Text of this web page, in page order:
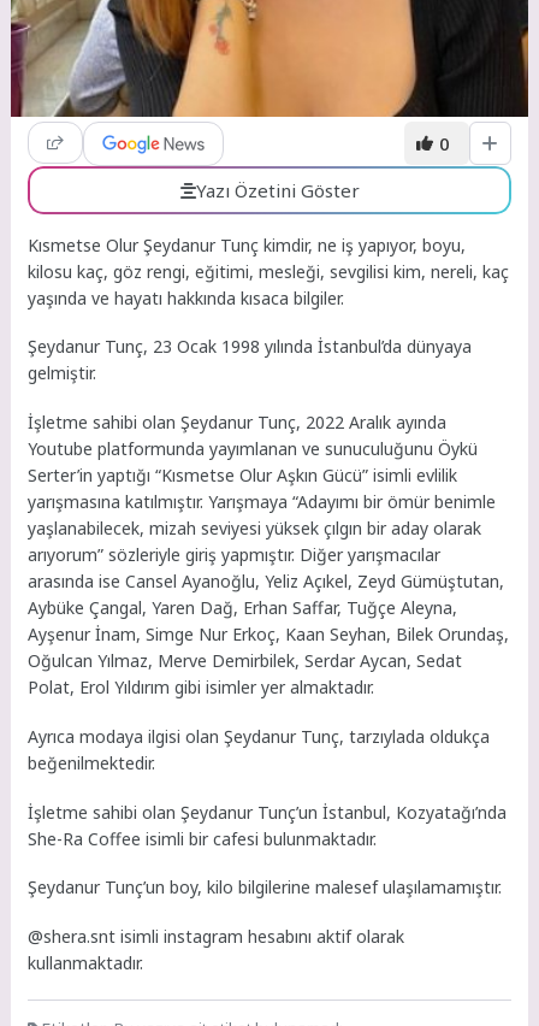
0
Yazı Özetini Göster
Kısmetse Olur Şeydanur Tunç kimdir, ne iş yapıyor, boyu,
kilosu kaç, göz rengi, eğitimi, mesleği, sevgilisi kim, nereli, kaç
yaşında ve hayatı hakkında kısaca bilgiler.
Şeydanur Tunç, 23 Ocak 1998 yılında İstanbul’da dünyaya
gelmiştir.
İşletme sahibi olan Şeydanur Tunç, 2022 Aralık ayında
Youtube platformunda yayımlanan ve sunuculuğunu Öykü
Serter’in yaptığı “Kısmetse Olur Aşkın Gücü” isimli evlilik
yarışmasına katılmıştır. Yarışmaya “Adayımı bir ömür benimle
yaşlanabilecek, mizah seviyesi yüksek çılgın bir aday olarak
arıyorum” sözleriyle giriş yapmıştır. Diğer yarışmacılar
arasında ise Cansel Ayanoğlu, Yeliz Açıkel, Zeyd Gümüştutan,
Aybüke Çangal, Yaren Dağ, Erhan Saffar, Tuğçe Aleyna,
Ayşenur İnam, Simge Nur Erkoç, Kaan Seyhan, Bilek Orundaş,
Oğulcan Yılmaz, Merve Demirbilek, Serdar Aycan, Sedat
Polat, Erol Yıldırım gibi isimler yer almaktadır.
Ayrıca modaya ilgisi olan Şeydanur Tunç, tarzıylada oldukça
beğenilmektedir.
İşletme sahibi olan Şeydanur Tunç’un İstanbul, Kozyatağı’nda
She-Ra Coffee isimli bir cafesi bulunmaktadır.
Şeydanur Tunç’un boy, kilo bilgilerine malesef ulaşılamamıştır.
@shera.snt isimli instagram hesabını aktif olarak
kullanmaktadır.